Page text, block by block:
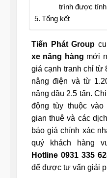
trình được
Tổng kết
Tiến Phát Group
xe nâng hàng mới
giá cạnh tranh chỉ từ
nâng điện và từ
nâng dầu 2.5 tấn.
động tùy thuộc
gian thuê và các
báo giá chính xác
quý khách hàng
Hotline 0931 335
để được tư vấn giải